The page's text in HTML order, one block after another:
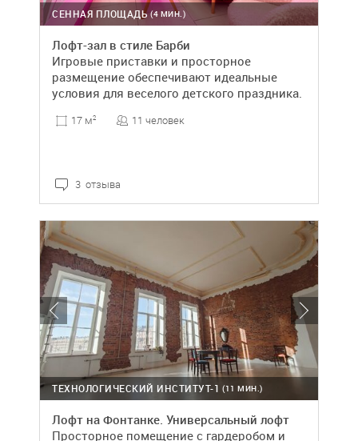
(4 МИН.)
СЕННАЯ ПЛОЩАДЬ
Лофт-зал в стиле Барби
Игровые приставки и просторное
размещение обеспечивают идеальные
условия для веселого детского праздника.
17 м2 11 человек
3 отзыва
(11 МИН.)
ТЕХНОЛОГИЧЕСКИЙ ИНСТИТУТ-1
Лофт на Фонтанке. Универсальный лофт
Просторное помещение с гардеробом и